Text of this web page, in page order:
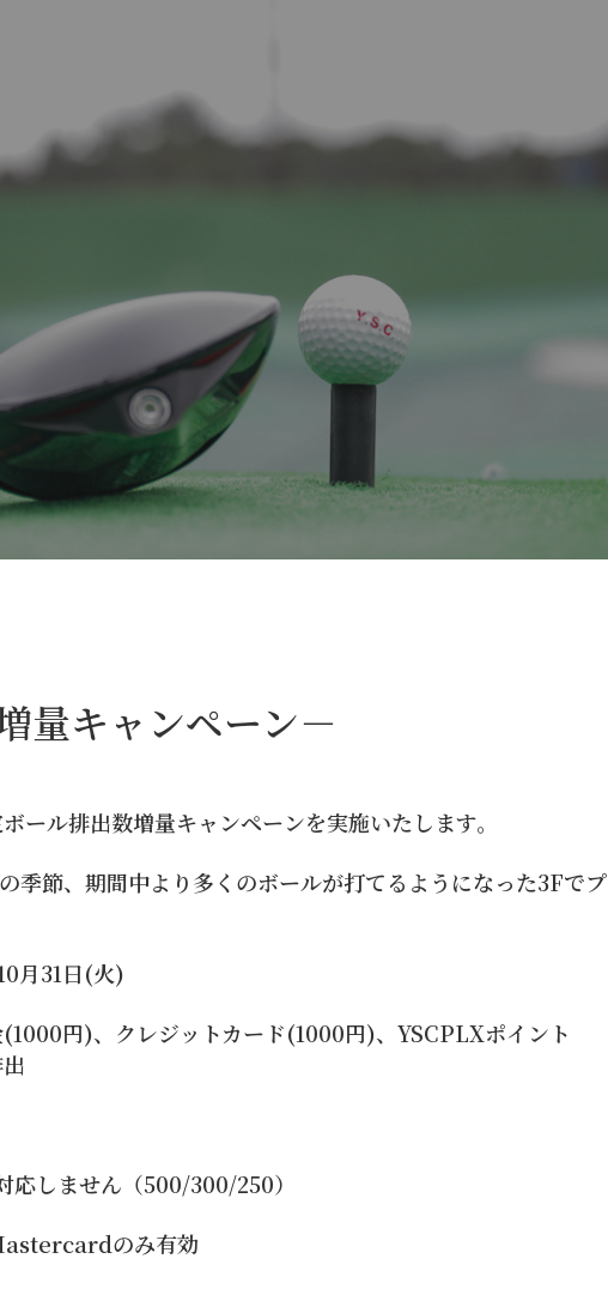
量キャンペーン－
ール排出数増量キャンペーンを実施いたします。
季節、期間中より多くのボールが打てるようになった3Fでプ
月31日(火)
円)、クレジットカード(1000円)、YSCPLXポイント
しません（500/300/250）
のみ有効